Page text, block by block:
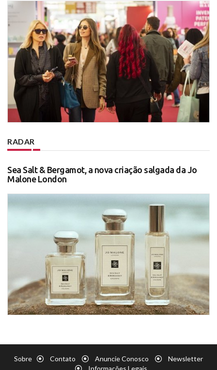
RADAR
Sea Salt & Bergamot, a nova criação salgada da Jo
Malone London
Sobre Contato Anuncie Conosco
Newsletter